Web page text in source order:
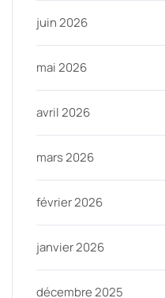
juin 2026
mai 2026
avril 2026
mars 2026
février 2026
janvier 2026
décembre 2025